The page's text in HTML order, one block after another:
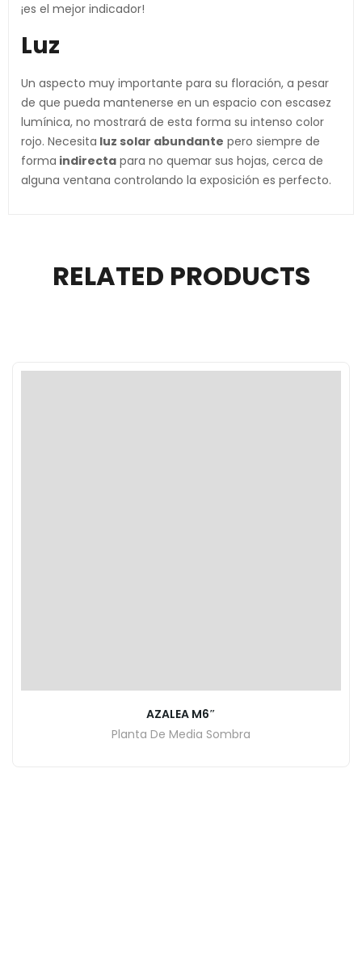
¡es el mejor indicador!
Luz
Un aspecto muy importante para su floración, a pesar
de que pueda mantenerse en un espacio con escasez
lumínica, no mostrará de esta forma su intenso color
rojo. Necesita luz solar abundante pero siempre de
forma indirecta para no quemar sus hojas, cerca de
alguna ventana controlando la exposición es perfecto.
RELATED PRODUCTS
AZALEA M6″
Planta De Media Sombra